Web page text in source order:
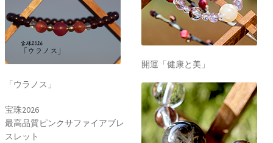
「ウラノス」
宝珠2026
最高品質ピンクサファイアブレ
スレット
開運「健康と美」